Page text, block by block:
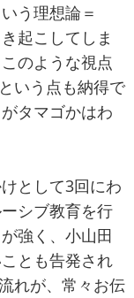
う理想論＝
起こしてしま
のような視点
いう点も納得で
タマゴかはわ
として3回にわ
シブ教育を行
強く、小山田
とも告発され
れが、常々お伝